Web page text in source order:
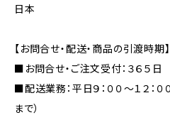
日本
【お問合せ・配送・商品の引渡時期】
■お問合せ・ご注文受付：３６５
■配送業務：平日９：００～１２：
まで）